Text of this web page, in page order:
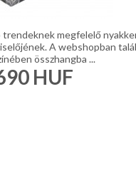
megfelelő
A webshopban
összhangba ...
HUF